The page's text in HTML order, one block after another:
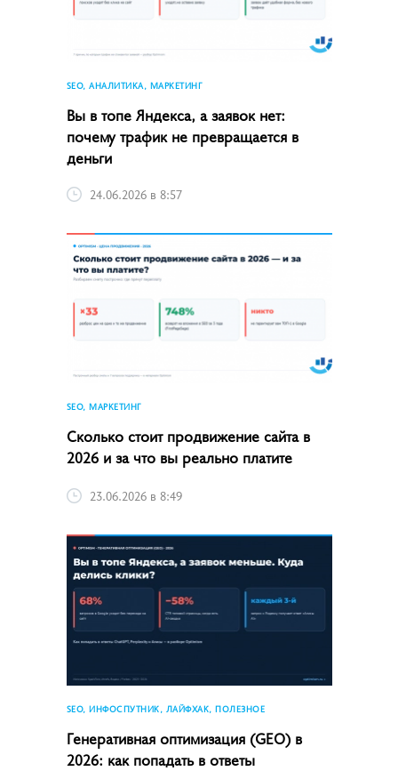
SEO, АНАЛИТИКА, МАРКЕТИНГ
Вы в топе Яндекса, а заявок нет:
почему трафик не превращается в
деньги
24.06.2026 в 8:57
SEO, МАРКЕТИНГ
Сколько стоит продвижение сайта в
2026 и за что вы реально платите
23.06.2026 в 8:49
SEO, ИНФОСПУТНИК, ЛАЙФХАК, ПОЛЕЗНОЕ
Генеративная оптимизация (GEO) в
2026: как попадать в ответы